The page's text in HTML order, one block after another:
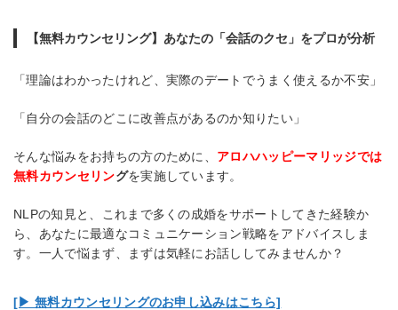
【無料カウンセリング】あなたの「会話のクセ」をプロが分析
「理論はわかったけれど、実際のデートでうまく使えるか不安」
「自分の会話のどこに改善点があるのか知りたい」
そんな悩みをお持ちの方のために、 アロハハッピーマリッジでは
無料カウンセリングを実施しています。
NLPの知見と、これまで多くの成婚をサポートしてきた経験か
ら、あなたに最適なコミュニケーション戦略をアドバイスしま
す。一人で悩まず、まずは気軽にお話ししてみませんか？
[▶︎ 無料カウンセリングのお申し込みはこちら]